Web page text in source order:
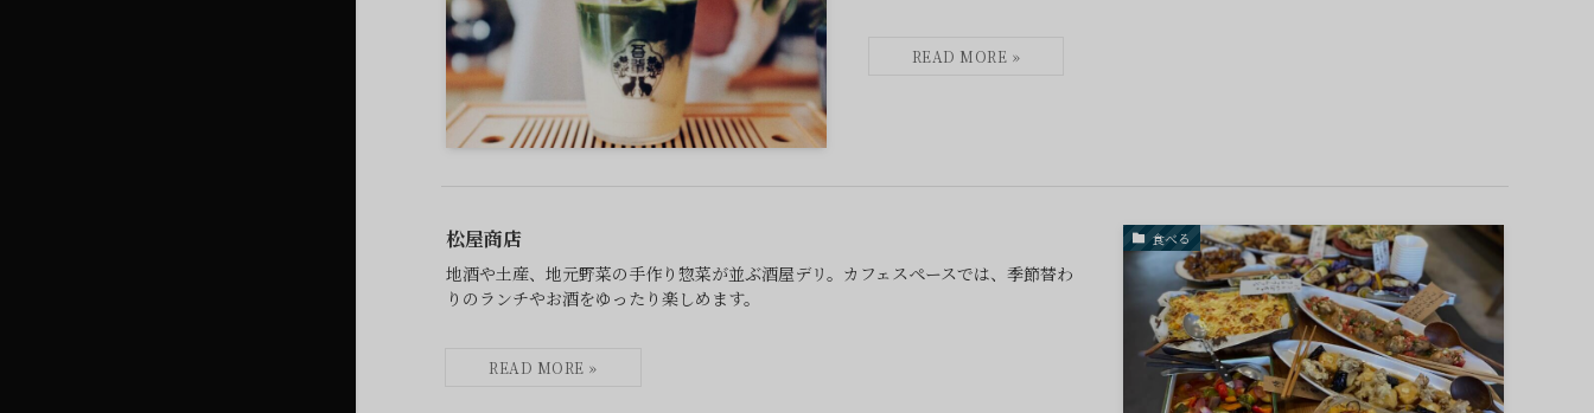
食べる
松屋商店
地酒や土産、地元野菜の手作り惣菜が並ぶ酒屋デリ。カフェスペースでは、季節替わ
りのランチやお酒をゆったり楽しめます。